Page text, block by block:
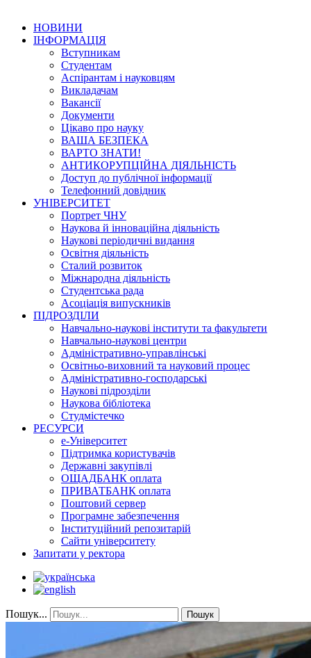
НОВИНИ
ІНФОРМАЦІЯ
Вступникам
Студентам
Аспірантам і науковцям
Викладачам
Вакансії
Документи
Цікаво про науку
ВАША БЕЗПЕКА
ВАРТО ЗНАТИ!
АНТИКОРУПЦІЙНА ДІЯЛЬНІСТЬ
Доступ до публічної інформації
Телефонний довідник
УНІВЕРСИТЕТ
Портрет ЧНУ
Наукова й інноваційна діяльність
Наукові періодичні видання
Освітня діяльність
Сталий розвиток
Міжнародна діяльність
Студентська рада
Асоціація випускників
ПІДРОЗДІЛИ
Навчально-наукові інститути та факультети
Навчально-наукові центри
Адміністративно-управлінські
Освітньо-виховний та науковий процес
Адміністративно-господарські
Наукові підрозділи
Наукова бібліотека
Студмістечко
РЕСУРСИ
е-Університет
Підтримка користувачів
Державні закупівлі
ОЩАДБАНК оплата
ПРИВАТБАНК оплата
Поштовий сервер
Програмне забезпечення
Інституційний репозитарій
Сайти університету
Запитати у ректора
Пошук... Пошук